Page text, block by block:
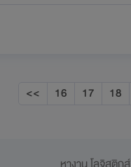
<< 16 17 18